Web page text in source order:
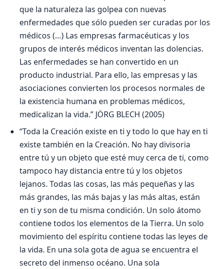
que la naturaleza las golpea con nuevas
enfermedades que sólo pueden ser curadas por los
médicos (…) Las empresas farmacéuticas y los
grupos de interés médicos inventan las dolencias.
Las enfermedades se han convertido en un
producto industrial. Para ello, las empresas y las
asociaciones convierten los procesos normales de
la existencia humana en problemas médicos,
medicalizan la vida.” JÖRG BLECH (2005)
“Toda la Creación existe en ti y todo lo que hay en ti
existe también en la Creación. No hay divisoria
entre tú y un objeto que esté muy cerca de ti, como
tampoco hay distancia entre tú y los objetos
lejanos. Todas las cosas, las más pequeñas y las
más grandes, las más bajas y las más altas, están
en ti y son de tu misma condición. Un solo átomo
contiene todos los elementos de la Tierra. Un solo
movimiento del espíritu contiene todas las leyes de
la vida. En una sola gota de agua se encuentra el
secreto del inmenso océano. Una sola